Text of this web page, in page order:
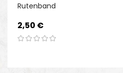
Rutenband
Preis
2,50 €